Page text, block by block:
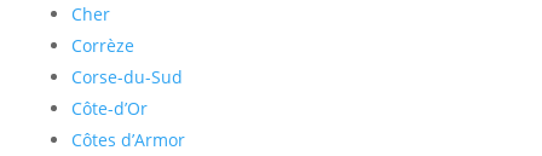
Cher
Corrèze
Corse-du-Sud
Côte-d’Or
Côtes d’Armor